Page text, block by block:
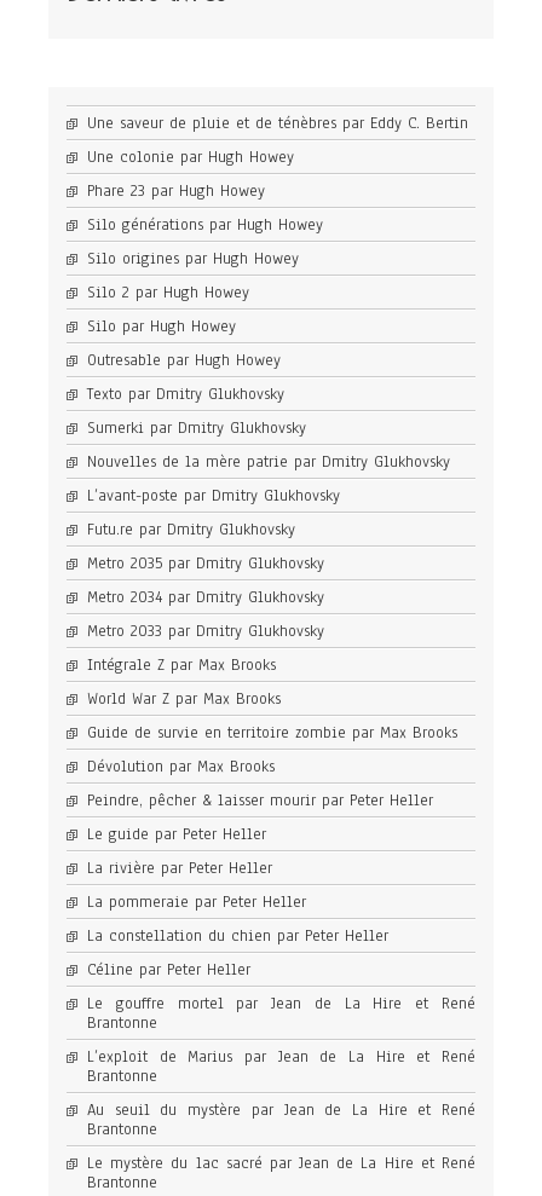
Une saveur de pluie et de ténèbres par Eddy C. Bertin
Une colonie par Hugh Howey
Phare 23 par Hugh Howey
Silo générations par Hugh Howey
Silo origines par Hugh Howey
Silo 2 par Hugh Howey
Silo par Hugh Howey
Outresable par Hugh Howey
Texto par Dmitry Glukhovsky
Sumerki par Dmitry Glukhovsky
Nouvelles de la mère patrie par Dmitry Glukhovsky
L’avant-poste par Dmitry Glukhovsky
Futu.re par Dmitry Glukhovsky
Metro 2035 par Dmitry Glukhovsky
Metro 2034 par Dmitry Glukhovsky
Metro 2033 par Dmitry Glukhovsky
Intégrale Z par Max Brooks
World War Z par Max Brooks
Guide de survie en territoire zombie par Max Brooks
Dévolution par Max Brooks
Peindre, pêcher & laisser mourir par Peter Heller
Le guide par Peter Heller
La rivière par Peter Heller
La pommeraie par Peter Heller
La constellation du chien par Peter Heller
Céline par Peter Heller
Le gouffre mortel par Jean de La Hire et René
Brantonne
L’exploit de Marius par Jean de La Hire et René
Brantonne
Au seuil du mystère par Jean de La Hire et René
Brantonne
Le mystère du lac sacré par Jean de La Hire et René
Brantonne